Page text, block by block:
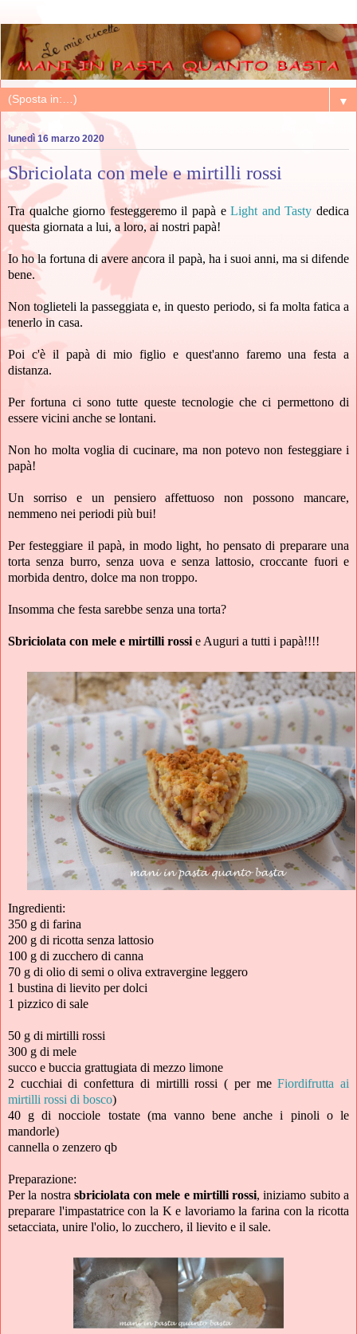
▼
lunedì 16 marzo 2020
Sbriciolata con mele e mirtilli rossi
Tra qualche giorno festeggeremo il papà eLight and Tasty dedica
questa giornata a lui, a loro, ai nostri papà!
Io ho la fortuna di avere ancora il papà, ha i suoi anni, ma si difende
bene.
Non toglieteli la passeggiata e, in questo periodo, si fa molta fatica a
tenerlo in casa.
Poi c'è il papà di mio figlio e quest'anno faremo una festa a
distanza.
Per fortuna ci sono tutte queste tecnologie che ci permettono di
essere vicini anche se lontani.
Non ho molta voglia di cucinare, ma non potevo non festeggiare i
papà!
Un sorriso e un pensiero affettuoso non possono mancare,
nemmeno nei periodi più bui!
Per festeggiare il papà, in modo light, ho pensato di preparare una
torta senza burro, senza uova e senza lattosio, croccante fuori e
morbida dentro, dolce ma non troppo.
Insomma che festa sarebbe senza una torta?
Sbriciolata con mele e mirtilli rossi e Auguri a tutti i papà!!!!
Ingredienti:
350 g di farina
200 g di ricotta senza lattosio
100 g di zucchero di canna
70 g di olio di semi o oliva extravergine leggero
1 bustina di lievito per dolci
1 pizzico di sale
50 g di mirtilli rossi
300 g di mele
succo e buccia grattugiata di mezzo limone
2 cucchiai di confettura di mirtilli rossi ( per meFiordifrutta ai
mirtilli rossi di bosco)
40 g di nocciole tostate (ma vanno bene anche i pinoli o le
mandorle)
cannella o zenzero qb
Preparazione:
Per la nostra sbriciolata con mele e mirtilli rossi, iniziamo subito a
preparare l'impastatrice con la K e lavoriamo la farina con la ricotta
setacciata, unire l'olio, lo zucchero, il lievito e il sale.